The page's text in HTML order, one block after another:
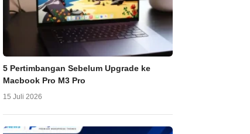
5 Pertimbangan Sebelum Upgrade ke
Macbook Pro M3 Pro
15 Juli 2026